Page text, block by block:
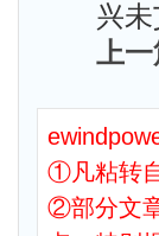
兴未
上一
①凡粘转
②部分文